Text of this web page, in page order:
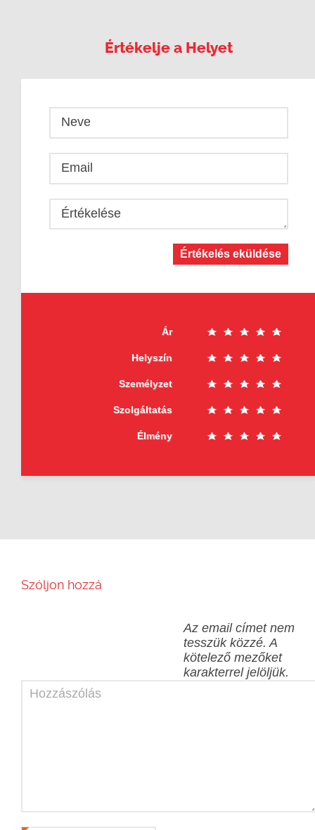
Értékelje a Helyet
Neve
Email
Értékelése
Értékelés eküldése
Ár
Helyszín
Személyzet
Szolgáltatás
Élmény
Szóljon hozzá
Az email címet nem
tesszük közzé. A
kötelező mezőket
karakterrel jelöljük.
Hozzászólás